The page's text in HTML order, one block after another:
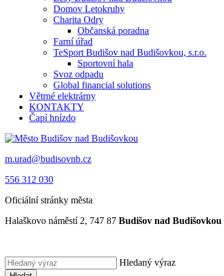
Domov Letokruhy
Charita Odry
Občanská poradna
Farní úřad
TeSport Budišov nad Budišovkou, s.r.o.
Sportovní hala
Svoz odpadu
Global financial solutions
Větrné elektrárny
KONTAKTY
Čapí hnízdo
m.urad@budisovnb.cz
556 312 030
Oficiální stránky města
Halaškovo náměstí 2, 747 87 Budišov nad Budišovkou
Hledaný výraz